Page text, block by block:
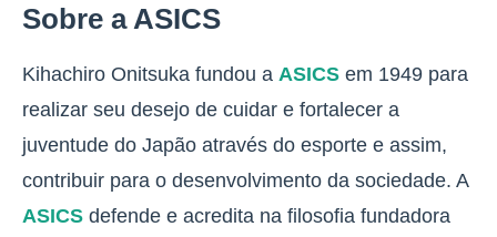
Sobre a ASICS
Kihachiro Onitsuka fundou a ASICS em 1949 para
realizar seu desejo de cuidar e fortalecer a
juventude do Japão através do esporte e assim,
contribuir para o desenvolvimento da sociedade. A
ASICS defende e acredita na filosofia fundadora